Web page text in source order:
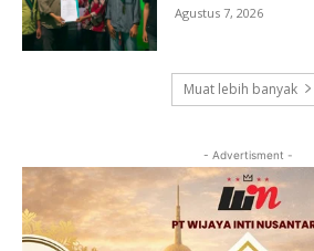
Agustus 7, 2026
Muat lebih banyak
- Advertisment -